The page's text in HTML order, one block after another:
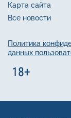
Карта сайта
Все новости
Политика
данных